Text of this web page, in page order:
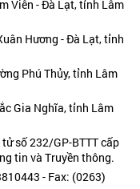
Viên - Đà Lạt, tỉnh Lâm
Hương - Đà Lạt, tỉnh
Phú Thủy, tỉnh Lâm
Gia Nghĩa, tỉnh Lâm
số 232/GP-BTTT cấp
tin và Truyền thông.
- Fax: (0263)